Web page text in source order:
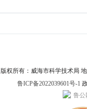
版权所有：威海市科学技术局
鲁ICP备2022039601号-1
鲁公